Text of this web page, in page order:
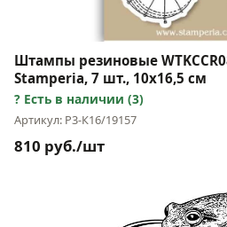
Штампы резиновые
Stamperia, 7 шт., 10х16,5 см
Есть в наличии (3)
Артикул: Р3-К16/19157
810 руб./шт